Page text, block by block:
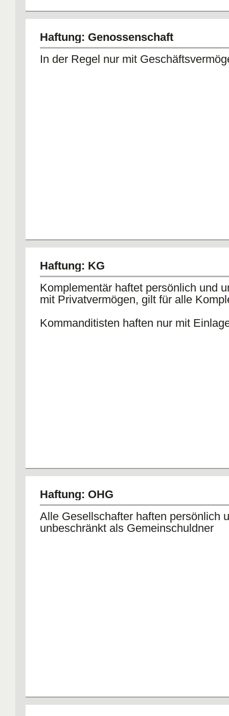
Haftung: Genossenschaft
In der Regel nur mit
Haftung: KG
Komplementär haftet persönlich und
mit Privatvermögen, gilt für alle
Kommanditisten haften nur mit
Haftung: OHG
Alle Gesellschafter haften persönlich
unbeschränkt als Gemeinschuldner